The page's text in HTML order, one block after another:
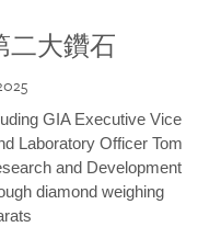
二大鑽石
GIA Executive Vice
Laboratory Officer Tom
and Development
diamond weighing